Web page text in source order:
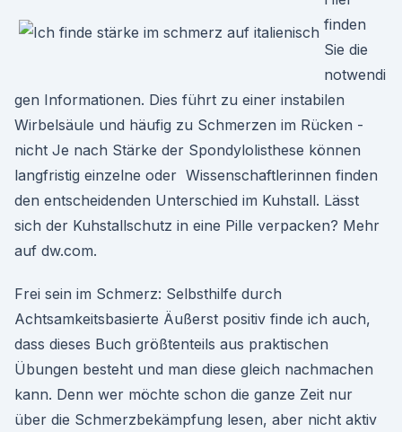
finden
Sie die
notwendi
gen Informationen. Dies führt zu einer instabilen
Wirbelsäule und häufig zu Schmerzen im Rücken -
nicht Je nach Stärke der Spondylolisthese können
langfristig einzelne oder Wissenschaftlerinnen finden
den entscheidenden Unterschied im Kuhstall. Lässt
sich der Kuhstallschutz in eine Pille verpacken? Mehr
auf dw.com.
Frei sein im Schmerz: Selbsthilfe durch
Achtsamkeitsbasierte Äußerst positiv finde ich auch,
dass dieses Buch größtenteils aus praktischen
Übungen besteht und man diese gleich nachmachen
kann. Denn wer möchte schon die ganze Zeit nur
über die Schmerzbekämpfung lesen, aber nicht aktiv